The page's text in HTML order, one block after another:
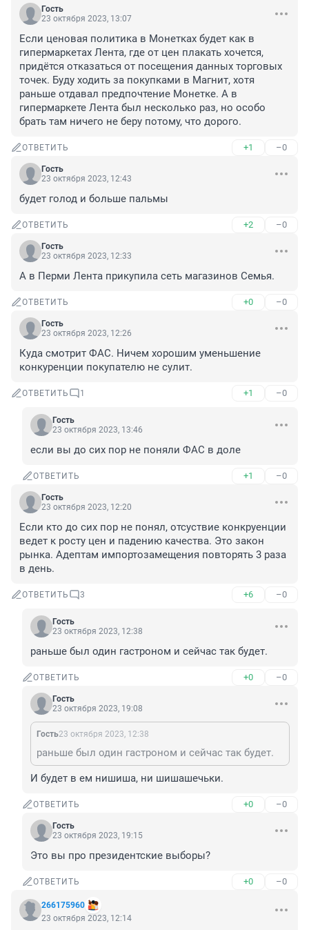
Гость
23 октября 2023, 13:07
Если ценовая политика в Монетках будет как в
гипермаркетах Лента, где от цен плакать хочется,
придётся отказаться от посещения данных торговых
точек. Буду ходить за покупками в Магнит, хотя
раньше отдавал предпочтение Монетке. А в
гипермаркете Лента был несколько раз, но особо
брать там ничего не беру потому, что дорого.
ОТВЕТИТЬ +1 –0
Гость
23 октября 2023, 12:43
будет голод и больше пальмы
ОТВЕТИТЬ +2 –0
Гость
23 октября 2023, 12:33
А в Перми Лента прикупила сеть магазинов Семья.
ОТВЕТИТЬ +0 –0
Гость
23 октября 2023, 12:26
Куда смотрит ФАС. Ничем хорошим уменьшение
конкуренции покупателю не сулит.
ОТВЕТИТЬ 1 +1 –0
Гость
23 октября 2023, 13:46
если вы до сих пор не поняли ФАС в доле
ОТВЕТИТЬ +1 –0
Гость
23 октября 2023, 12:20
Если кто до сих пор не понял, отсуствие конкруенции
ведет к росту цен и падению качества. Это закон
рынка. Адептам импортозамещения повторять 3 раза
в день.
ОТВЕТИТЬ 3 +6 –0
Гость
23 октября 2023, 12:38
раньше был один гастроном и сейчас так будет.
ОТВЕТИТЬ +0 –0
Гость
23 октября 2023, 19:08
Гость23 октября 2023, 12:38
раньше был один гастроном и сейчас так будет.
И будет в ем нишиша, ни шишашечьки.
ОТВЕТИТЬ +0 –0
Гость
23 октября 2023, 19:15
Это вы про президентские выборы?
ОТВЕТИТЬ +0 –0
266175960
23 октября 2023, 12:14